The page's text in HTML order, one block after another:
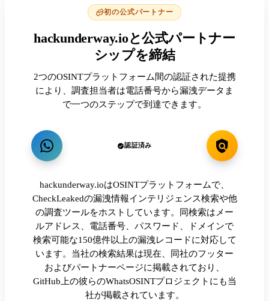
初の公式パートナー
hackunderway.ioと公式パートナー
シップを締結
2つのOSINTプラットフォーム間の認証された提携
により、調査担当者は電話番号から漏洩データま
で一つのステップで到達できます。
認証済み
hackunderway.ioはOSINTプラットフォームで、
CheckLeakedの漏洩情報インテリジェンス検索や他
の調査ツールをホストしています。同検索はメー
ルアドレス、電話番号、パスワード、ドメインで
検索可能な150億件以上の漏洩レコードに対応して
います。当社の検索結果は現在、同社のフッター
およびパートナーページに掲載されており、
GitHub上の彼らのWhatsOSINTプロジェクトにも当
社が掲載されています。